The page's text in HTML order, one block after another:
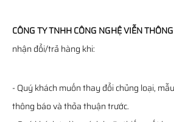
CÔNG TY TNHH CÔNG NGHỆ VIỄN
nhận đổi/trả hàng khi:
- Quý khách muốn thay đổi chủng loại,
thông báo và thỏa thuận trước.